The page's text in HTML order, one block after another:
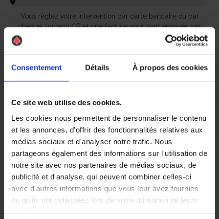
Consentement Détails À propos des cookies
Ce site web utilise des cookies.
Les cookies nous permettent de personnaliser le contenu
et les annonces, d'offrir des fonctionnalités relatives aux
médias sociaux et d'analyser notre trafic. Nous
partageons également des informations sur l'utilisation de
notre site avec nos partenaires de médias sociaux, de
publicité et d'analyse, qui peuvent combiner celles-ci
avec d'autres informations que vous leur avez fournies
ou qu'ils ont collectées lors de votre utilisation de leurs
Vous réglez votre intervention par carte bancaire ou par
chèque, un reçu CB et une facture vous sont envoyés par
Vous évaluez la prestation
Vous recevez une demande d’évaluation de votre expérience
avec l’équipe AS DE PIC.
Nous avons pensé à tout